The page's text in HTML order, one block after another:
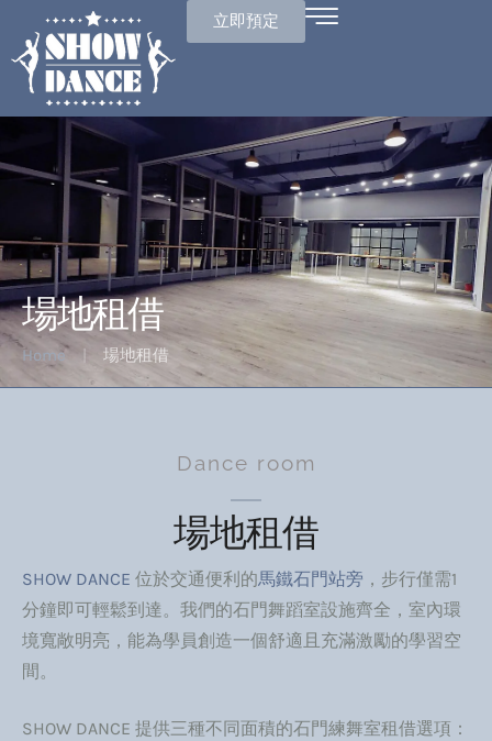
立即預定
場地租借
Home 場地租借
Dance room
場地租借
SHOW DANCE 位於交通便利的馬鐵石門站旁 ，步行僅需1
分鐘即可輕鬆到達。我們的石門舞蹈室設施齊全，室內環
境寬敞明亮，能為學員創造一個舒適且充滿激勵的學習空
間。
SHOW DANCE 提供三種不同面積的石門練舞室租借選項：